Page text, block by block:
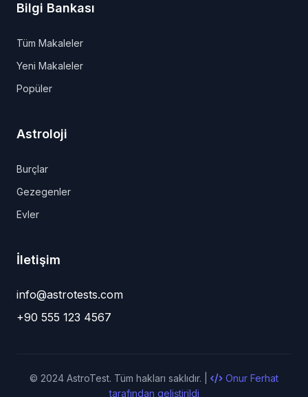
Bilgi Bankası
Tüm Makaleler
Yeni Makaleler
Popüler
Astroloji
Burçlar
Gezegenler
Evler
İletişim
info@astrotests.com
+90 555 123 4567
© 2024 AstroTest. Tüm hakları saklıdır. |
Onur Ferhat
tarafından geliştirildi